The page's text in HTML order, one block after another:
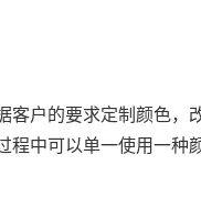
户的要求定制颜色，
中可以单一使用一种